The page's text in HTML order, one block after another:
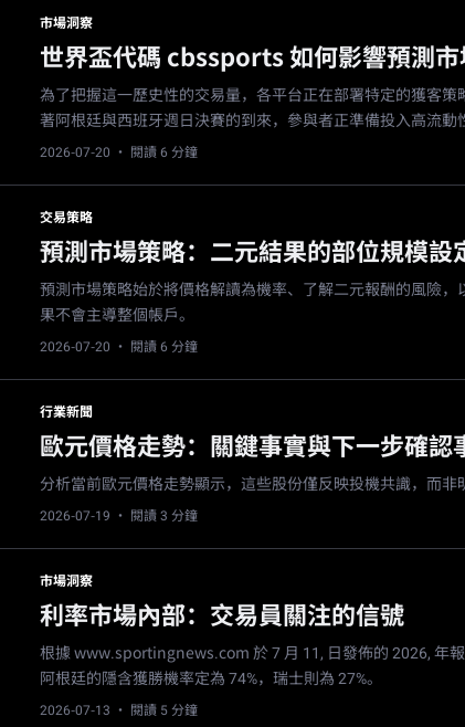
市場洞察
世界盃代碼 cbssports 如何影響預測市
為了把握這一歷史性的交易量，各平台正在部署特定的獲客
著阿根廷與西班牙週日決賽的到來，參與者正準備投入高流動
2026-07-20 · 閱讀 6 分鐘
交易策略
預測市場策略：二元結果的部位規模設
預測市場策略始於將價格解讀為機率、了解二元報酬的風險
果不會主導整個帳戶。
2026-07-20 · 閱讀 6 分鐘
行業新聞
歐元價格走勢：關鍵事實與下一步確認
分析當前歐元價格走勢顯示，這些股份僅反映投機共識，而非
2026-07-19 · 閱讀 3 分鐘
市場洞察
利率市場內部：交易員關注的信號
根據 www.sportingnews.com 於 7 月 11, 日發佈的 2026, 年
阿根廷的隱含獲勝機率定為 74%，瑞士則為 27%。
2026-07-13 · 閱讀 5 分鐘